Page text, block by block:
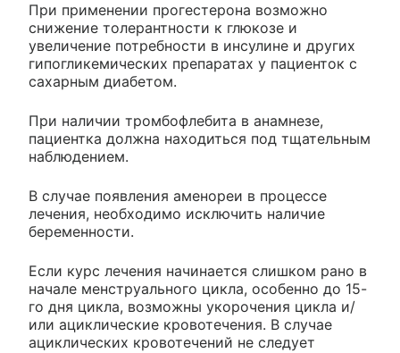
При применении прогестерона возможно
снижение толерантности к глюкозе и
увеличение потребности в инсулине и других
гипогликемических препаратах у пациенток с
сахарным диабетом.
При наличии тромбофлебита в анамнезе,
пациентка должна находиться под тщательным
наблюдением.
В случае появления аменореи в процессе
лечения, необходимо исключить наличие
беременности.
Если курс лечения начинается слишком рано в
начале менструального цикла, особенно до 15-
го дня цикла, возможны укорочения цикла и/
или ациклические кровотечения. В случае
ациклических кровотечений не следует